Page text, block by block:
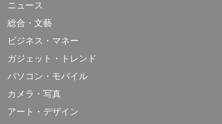
ニュース
総合・文藝
ビジネス・マネー
ガジェット・トレンド
パソコン・モバイル
カメラ・写真
アート・デザイン